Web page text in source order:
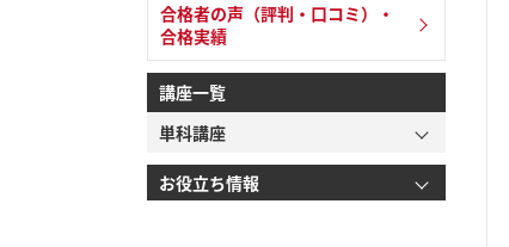
合格者の声（評判・口コミ）・
合格実績
講座一覧
単科講座
お役立ち情報